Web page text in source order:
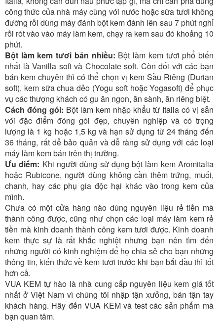
công thức của nhà máy cùng với nước hoặc sữa tươi không
đường rồi dùng máy đánh bột kem đánh lên sau 7 phút nghỉ
rồi rót vào vào máy làm kem, chạy ra kem sau đó khoảng 10
phút.
Bột làm kem tươi bán nhiều: Bột làm kem tươi phổ biến
nhất là Vanilla soft và Chocolate soft. Còn đối với các bạn
bán kem chuyên thì có thể chọn vị kem Sầu Riêng (Durian
soft), kem sữa chua dẻo (Yogu soft hoặc Yogasoft) để phục
vụ các thượng khách có gu ăn ngon, ăn sành, ăn riêng biệt.
Cách đóng gói: Bột làm kem nhập khẩu từ Italia có vị sẵn
với đặc điểm đóng gói đẹp, chuyên nghiệp và có trọng
lượng là 1 kg hoặc 1,5 kg và hạn sử dụng từ 24 tháng đến
36 tháng, rất dễ bảo quản và dễ ràng sử dụng với các loại
máy làm kem bán trên thị trường.
Ưu điểm: Khi người dùng sử dụng bột làm kem Aromitalia
hoặc Rubicone, người dùng không cần thêm trứng, muối,
chanh, hay các phụ gia độc hại khác vào trong kem của
mình.
Chưa có một cửa hàng nào dùng nguyên liệu rẻ tiền mà
thành công được, cũng như chọn các loại máy làm kem rẻ
tiền mà kinh doanh thành công kem tươi được. Kinh doanh
kem thực sự là rất khắc nghiệt nhưng bạn nên tìm đến
những người có kinh nghiệm để họ chia sẻ cho bạn những
thông tin, kiến thức về kem tươi trước khi bạn bắt đầu thì tốt
hơn cả.
VUA KEM tự hào là nhà cung cấp nguyên liệu kem giá tốt
nhất ở Việt Nam vì chúng tôi nhập tận xưởng, bán tận tay
khách hàng. Hãy đến VUA KEM và test các sản phẩm mà
bạn quan tâm.